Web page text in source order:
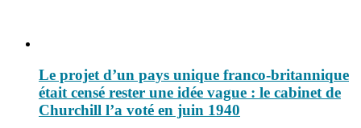
Le projet d’un pays unique franco-britannique
était censé rester une idée vague : le cabinet de
Churchill l’a voté en juin 1940